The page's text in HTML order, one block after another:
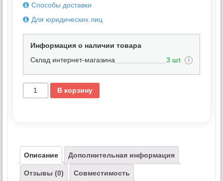
Способы доставки
Для юридических лиц
Информация о наличии товара
Склад интернет-магазина
3 шт. i
В корзину
Описание Дополнительная информация
Отзывы (0) Совместимость